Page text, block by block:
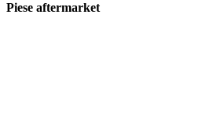
Piese aftermarket